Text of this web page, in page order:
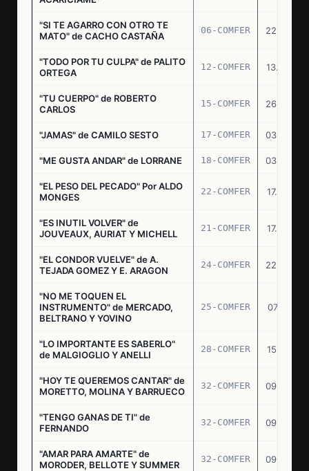
"SI TE AGARRO CON OTRO TE
MATO" de CACHO CASTAÑA
06-COMFER 22.04.76
"TODO POR TU CULPA" de PALITO
ORTEGA
12-COMFER 13.05.76
"TU CUERPO" de ROBERTO
CARLOS
15-COMFER 26.05.76
"JAMAS" de CAMILO SESTO 17-COMFER 03.06.76
"ME GUSTA ANDAR" de LORRANE 18-COMFER 03.06.76
"EL PESO DEL PECADO" Por ALDO
MONGES
22-COMFER 17.06.76
"ES INUTIL VOLVER" de
JOUVEAUX, AURIAT Y MICHELL
21-COMFER 17.06.76
"EL CONDOR VUELVE" de A.
TEJADA GOMEZ Y E. ARAGON
24-COMFER 22.06.76
"NO ME TOQUEN EL
INSTRUMENTO" de MERCADO,
BELTRANO Y YOVINO
25-COMFER 07.07.76
"LO IMPORTANTE ES SABERLO"
de MALGIOGLIO Y ANELLI
28-COMFER 15.07.76
"HOY TE QUEREMOS CANTAR" de
MORETTO, MOLINA Y BARRUECO
32-COMFER 09.09.76
"TENGO GANAS DE TI" de
FERNANDO
32-COMFER 09.09.76
"AMAR PARA AMARTE" de
MORODER, BELLOTE Y SUMMER
32-COMFER 09.09.76